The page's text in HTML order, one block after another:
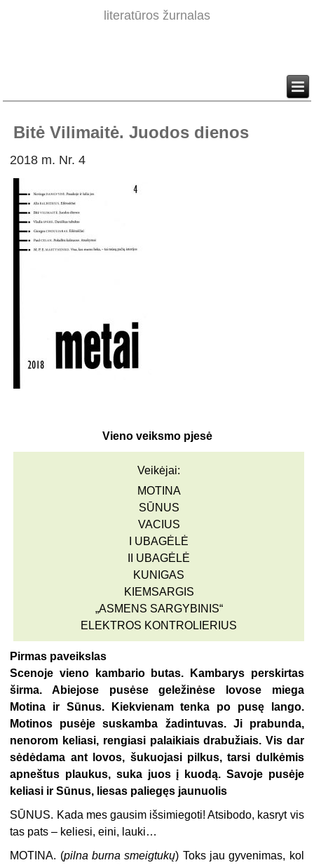
literatūros žurnalas
Bitė Vilimaitė. Juodos dienos
2018 m. Nr. 4
Vieno veiksmo pjesė
Veikėjai:
MOTINA
SŪNUS
VACIUS
I UBAGĖLĖ
II UBAGĖLĖ
KUNIGAS
KIEMSARGIS
„ASMENS SARGYBINIS“
ELEKTROS KONTROLIERIUS
Pirmas paveikslas
Scenoje vieno kambario butas. Kambarys perskirtas
širma. Abiejose pusėse geležinėse lovose miega
Motina ir Sūnus. Kiekvienam tenka po pusę lango.
Motinos pusėje suskamba žadintuvas. Ji prabunda,
nenorom keliasi, rengiasi palaikiais drabužiais. Vis dar
sėdėdama ant lovos, šukuojasi pilkus, tarsi dulkėmis
apneštus plaukus, suka juos į kuodą. Savoje pusėje
keliasi ir Sūnus, liesas paliegęs jaunuolis
SŪNUS. Kada mes gausim išsimiegoti! Atsibodo, kasryt vis
tas pats – keliesi, eini, lauki…
MOTINA. (pilna burna smeigtukų) Toks jau gyvenimas, kol